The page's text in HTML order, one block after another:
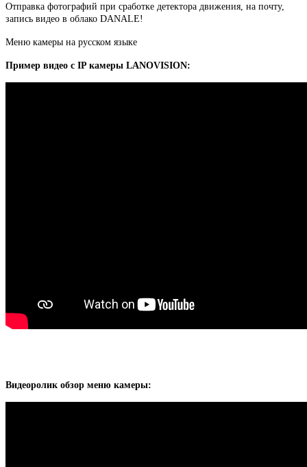
Отправка фотографий при сработке детектора движения, на почту,
запись видео в облако DANALE!
Меню камеры на русском языке
Пример видео с IP камеры LANOVISION:
Видеоролик обзор меню камеры: